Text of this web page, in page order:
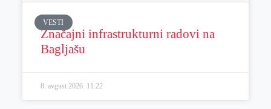
VESTI
Značajni infrastrukturni radovi na
Bagljašu
8. avgust 2026. 11:22